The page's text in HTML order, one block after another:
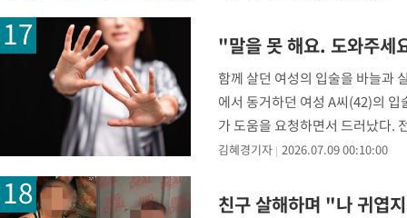
"말을 못 해요. 도와주세
함께 살던 여성의 입술을 바늘과
에서 동거하던 여성 A씨(42)의
가 도움을 요청하면서 드러났다.
김혜경기자 2026.07.09 00:10:00
친구 살해하며 "나 귀엽